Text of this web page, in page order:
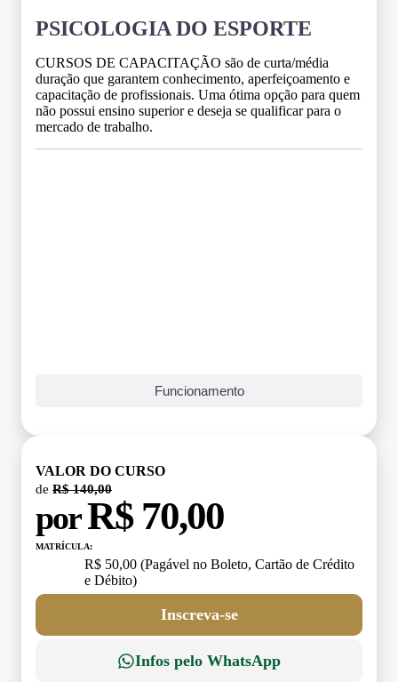
PSICOLOGIA DO ESPORTE
CURSOS DE CAPACITAÇÃO são de curta/média
duração que garantem conhecimento, aperfeiçoamento e
capacitação de profissionais. Uma ótima opção para quem
não possui ensino superior e deseja se qualificar para o
mercado de trabalho.
Funcionamento
VALOR DO CURSO
de R$ 140,00
porR$ 70,00
MATRÍCULA:
R$ 50,00 (Pagável no Boleto, Cartão de Crédito
e Débito)
Inscreva-se
Infos pelo WhatsApp